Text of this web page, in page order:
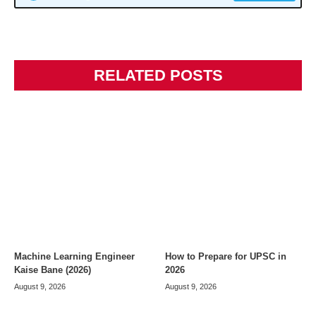
RELATED POSTS
Machine Learning Engineer
Kaise Bane (2026)
August 9, 2026
How to Prepare for UPSC in
2026
August 9, 2026